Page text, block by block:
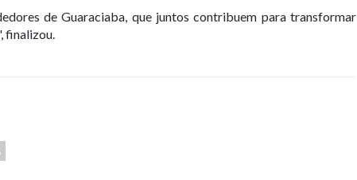
de Guaraciaba, que juntos contribuem para transformar
finalizou.